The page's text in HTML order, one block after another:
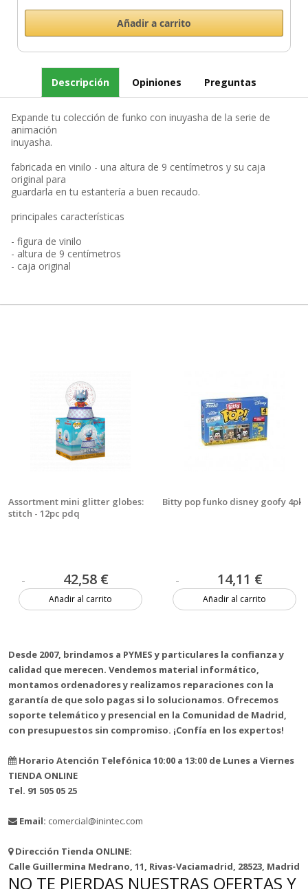
Descripción Opiniones Preguntas
Expande tu colección de funko con inuyasha de la serie de
animación
inuyasha.
fabricada en vinilo - una altura de 9 centímetros y su caja
original para
guardarla en tu estantería a buen recaudo.
principales características
- figura de vinilo
- altura de 9 centímetros
- caja original
Assortment mini glitter globes:
stitch - 12pc pdq
42,58 €
Añadir al carrito
Bitty pop funko disney goofy 4pk
14,11 €
Añadir al carrito
Desde 2007, brindamos a PYMES y particulares la confianza y
calidad que merecen. Vendemos material informático,
montamos ordenadores y realizamos reparaciones con la
garantía de que solo pagas si lo solucionamos. Ofrecemos
soporte telemático y presencial en la Comunidad de Madrid,
con presupuestos sin compromiso. ¡Confía en los expertos!
Horario Atención Telefónica 10:00 a 13:00 de Lunes a Viernes
TIENDA ONLINE
Tel. 91 505 05 25
Email: comercial@inintec.com
Dirección Tienda ONLINE:
Calle Guillermina Medrano, 11, Rivas-Vaciamadrid, 28523, Madrid
NO TE PIERDAS NUESTRAS OFERTAS Y